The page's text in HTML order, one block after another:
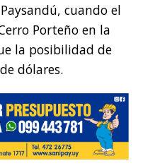
cuando el
Porteño en la
la posibilidad de
dólares.